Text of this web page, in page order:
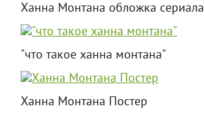
Ханна Монтана обложка сериала
"что такое ханна монтана"
Ханна Монтана Постер